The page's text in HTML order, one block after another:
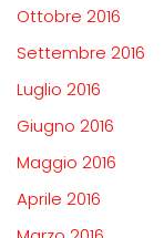
Ottobre 2016
Settembre 2016
Luglio 2016
Giugno 2016
Maggio 2016
Aprile 2016